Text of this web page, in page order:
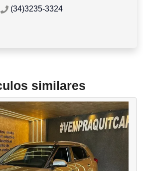
(34)3235-3324
similares